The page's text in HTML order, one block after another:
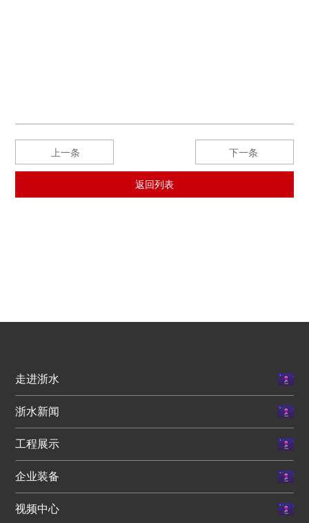
上一条 下一条
返回列表
走进浙水
浙水新闻
工程展示
企业装备
视频中心